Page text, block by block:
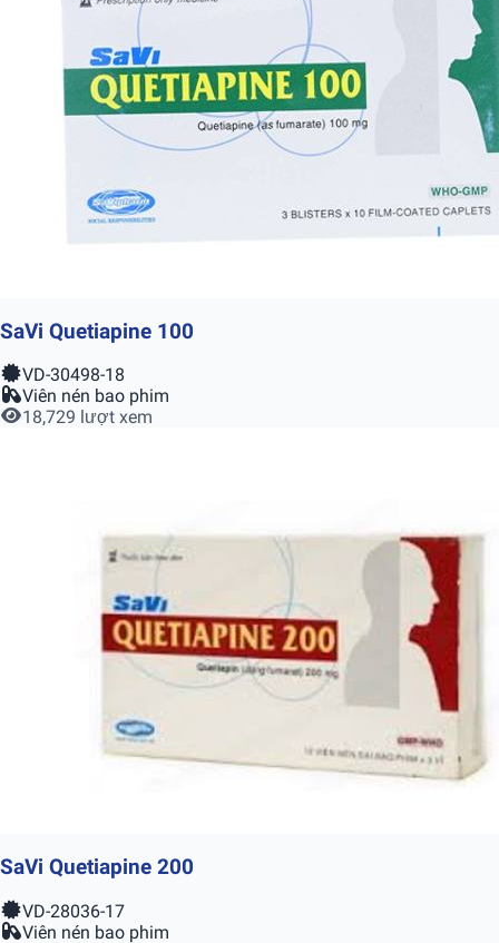
SaVi Quetiapine 100
VD-30498-18
Viên nén bao phim
18,729 lượt xem
SaVi Quetiapine 200
VD-28036-17
Viên nén bao phim